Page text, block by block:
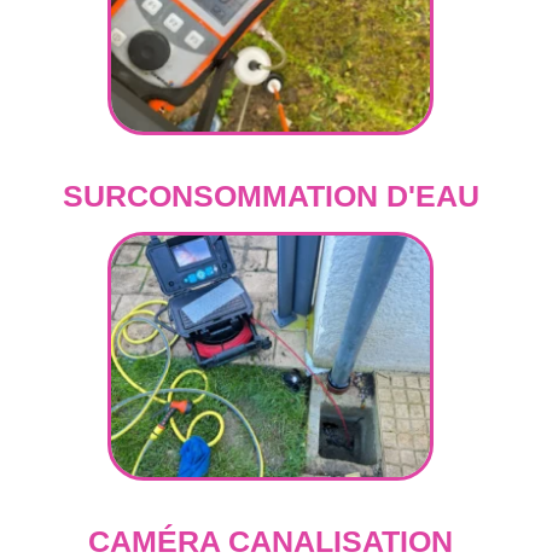
SURCONSOMMATION D'EAU
CAMÉRA CANALISATION